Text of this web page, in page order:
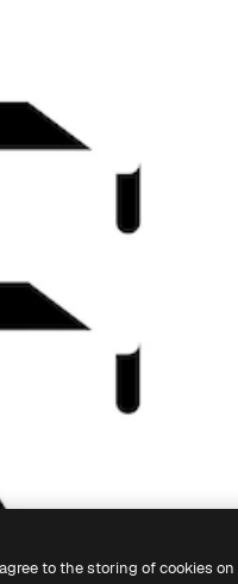
to the storing of cookies